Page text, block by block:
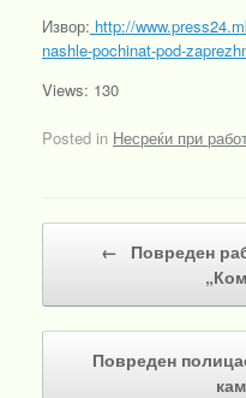
Извор: http://
nashle-pochinat-pod-
Views: 130
Posted in Несреќи при
←
Повреден
Повреден